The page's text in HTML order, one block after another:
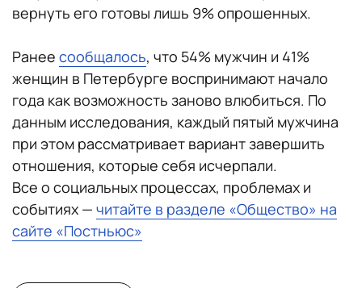
вернуть его готовы лишь 9% опрошенных.
Ранее сообщалось, что 54% мужчин и 41%
женщин в Петербурге воспринимают начало
года как возможность заново влюбиться. По
данным исследования, каждый пятый мужчина
при этом рассматривает вариант завершить
отношения, которые себя исчерпали.
Все о социальных процессах, проблемах и
событиях — читайте в разделе «Общество» на
сайте «Постньюс»